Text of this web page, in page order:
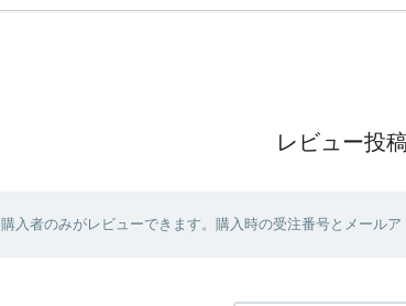
レビュー投稿
購入者のみがレビューできます。購入時の受注番号とメールア